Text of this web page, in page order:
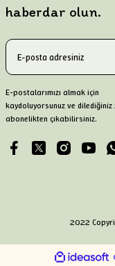
haberdar olun.
E-postalarımızı almak için
kaydoluyorsunuz ve dilediğiniz
abonelikten çıkabilirsiniz.
2022